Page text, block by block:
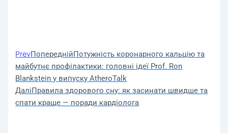
PrevПопереднійПотужність коронарного кальцію та
майбутнє профілактики: головні ідеї Prof. Ron
Blankstein у випуску AtheroTalk
ДаліПравила здорового сну: як засинати швидше та
спати краще — поради кардіолога